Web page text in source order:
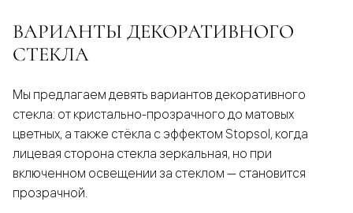
ВАРИАНТЫ ДЕКОРАТИВНОГО
СТЕКЛА
Мы предлагаем девять вариантов декоративного
стекла: от кристально-прозрачного до матовых
цветных, а также стёкла с эффектом Stopsol, когда
лицевая сторона стекла зеркальная, но при
включенном освещении за стеклом — становится
прозрачной.